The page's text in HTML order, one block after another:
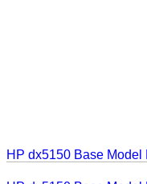
HP dx5150 Base Model